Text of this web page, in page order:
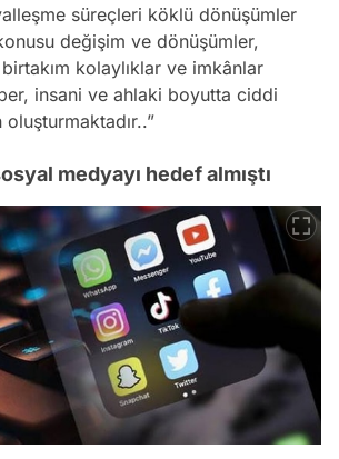
süreçleri köklü dönüşümler
değişim ve dönüşümler,
kolaylıklar ve imkânlar
insani ve ahlaki boyutta ciddi
medyayı hedef almıştı